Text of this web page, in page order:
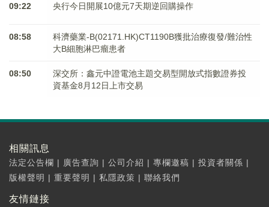
09:22 央行今日開展10億元7天期逆回購操作
08:58
科濟藥業-B(02171.HK)CT1190B獲批治療復發/難治性
大B細胞淋巴瘤患者
08:50
深交所：鑫元中證電池主題交易型開放式指數證券投
資基金8月12日上市交易
相關訊息
法定公告欄 | 廣告查詢 | 公司介紹 | 專欄邀稿 | 投資者關係 |
版權聲明 | 重要聲明 | 私隱政策 | 聯絡我們
友情鏈接